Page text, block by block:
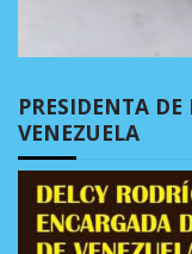
PRESIDENTA
VENEZUELA